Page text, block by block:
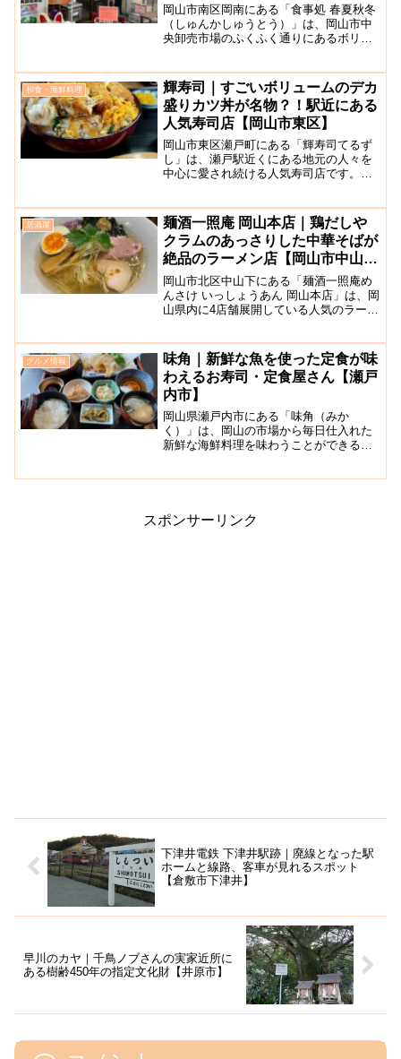
岡山市南区岡南にある「食事処 春夏秋冬
（しゅんかしゅうとう）」は、岡山市中
央卸売市場のふくふく通りにあるボリュ
がらの食堂といった雰囲気。店内にはカ
ウンター席と小上がりの...
和食・海鮮料理
輝寿司｜すごいボリュームのデカ
盛りカツ丼が名物？！駅近にある
人気寿司店【岡山市東区】
岡山市東区瀬戸町にある「輝寿司てるず
し」は、瀬戸駅近くにある地元の人々を
中心に愛され続ける人気寿司店です。創
新鮮なネタが盗聴的。1つ1つが大きく食
べごたえがありますよ...
居酒屋
麺酒一照庵 岡山本店｜鶏だしや
クラムのあっさりした中華そばが
絶品のラーメン店【岡山市中山
下】
岡山市北区中山下にある「麺酒一照庵め
んさけ いっしょうあん 岡山本店」は、岡
山県内に4店舗展開している人気のラーメ
壊しに伴って現在の場所に移転されまし
た。木をふんだんに...
グルメ情報
味角｜新鮮な魚を使った定食が味
わえるお寿司・定食屋さん【瀬戸
内市】
岡山県瀬戸内市にある「味角（みか
く）」は、岡山の市場から毎日仕入れた
新鮮な海鮮料理を味わうことができるお
スポンサーリンク
下津井電鉄 下津井駅跡｜廃線となった駅
ホームと線路、客車が見れるスポット
【倉敷市下津井】
早川のカヤ｜千鳥ノブさんの実家近所に
ある樹齢450年の指定文化財【井原市】